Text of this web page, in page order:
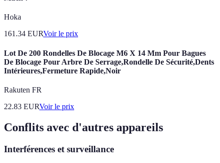
Hoka
161.34 EURVoir le prix
Lot De 200 Rondelles De Blocage M6 X 14 Mm Pour Bagues
De Blocage Pour Arbre De Serrage,Rondelle De Sécurité,Dents
Intérieures,Fermeture Rapide,Noir
Rakuten FR
22.83 EURVoir le prix
Conflits avec d'autres appareils
Interférences et surveillance